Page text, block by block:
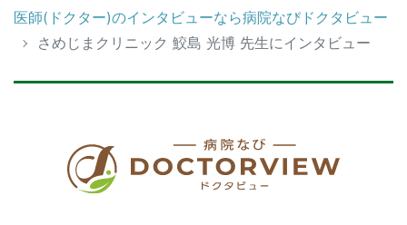
医師(ドクター)のインタビューなら病院なびドクタビュー
さめじまクリニック 鮫島 光博 先生にインタビュー